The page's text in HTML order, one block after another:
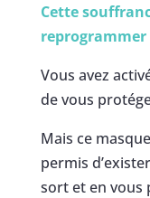
Cette
Vous avez
de vous
Mais ce
permis
sort et en vous